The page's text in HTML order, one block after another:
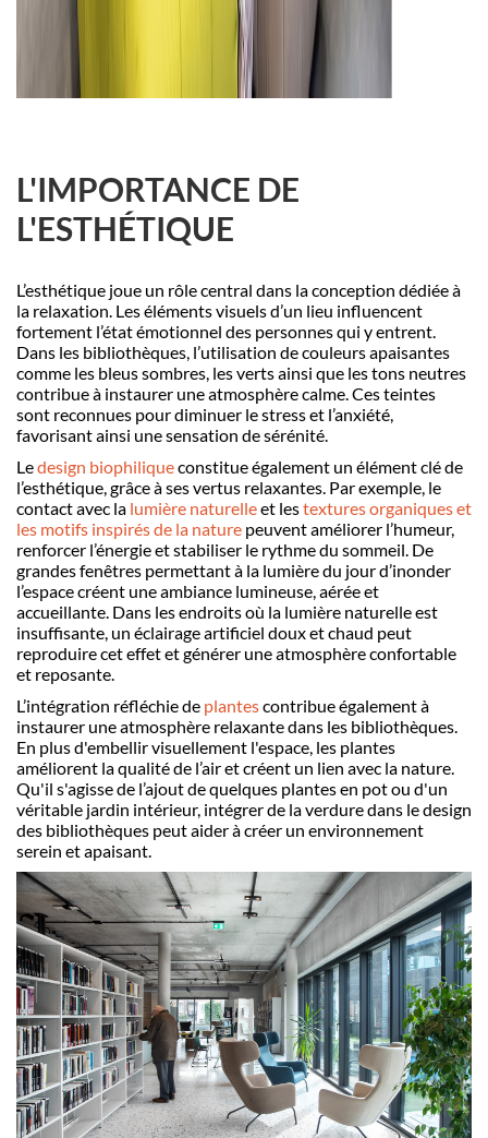
L'IMPORTANCE DE
L'ESTHÉTIQUE
L’esthétique joue un rôle central dans la conception dédiée à
la relaxation. Les éléments visuels d’un lieu influencent
fortement l’état émotionnel des personnes qui y entrent.
Dans les bibliothèques, l’utilisation de couleurs apaisantes
comme les bleus sombres, les verts ainsi que les tons neutres
contribue à instaurer une atmosphère calme. Ces teintes
sont reconnues pour diminuer le stress et l’anxiété,
favorisant ainsi une sensation de sérénité.
Ledesign biophiliqueconstitue également un élément clé de
l’esthétique, grâce à ses vertus relaxantes. Par exemple, le
contact avec la lumière naturelleet lestextures organiques et
les motifs inspirés de la nature peuvent améliorer l’humeur,
renforcer l’énergie et stabiliser le rythme du sommeil. De
grandes fenêtres permettant à la lumière du jour d’inonder
l’espace créent une ambiance lumineuse, aérée et
accueillante. Dans les endroits où la lumière naturelle est
insuffisante, un éclairage artificiel doux et chaud peut
reproduire cet effet et générer une atmosphère confortable
et reposante.
L’intégration réfléchie de plantescontribue également à
instaurer une atmosphère relaxante dans les bibliothèques.
En plus d'embellir visuellement l'espace, les plantes
améliorent la qualité de l’air et créent un lien avec la nature.
Qu'il s'agisse de l’ajout de quelques plantes en pot ou d'un
véritable jardin intérieur, intégrer de la verdure dans le design
des bibliothèques peut aider à créer un environnement
serein et apaisant.